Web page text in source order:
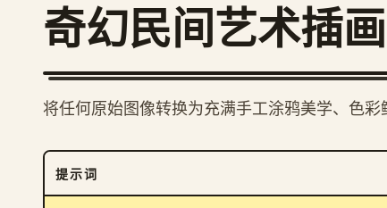
奇幻民间艺术插
将任何原始图像转换为充满手工涂鸦美学、色
提示词